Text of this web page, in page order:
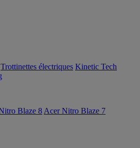
Trottinettes électriques Kinetic Tech
Blaze 8 Acer Nitro Blaze 7